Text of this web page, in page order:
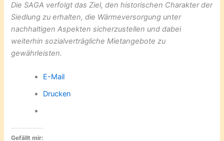
Die SAGA verfolgt das Ziel, den historischen Charakter der
Siedlung zu erhalten, die Wärmeversorgung unter
nachhaltigen Aspekten sicherzustellen und dabei
weiterhin sozialverträgliche Mietangebote zu
gewährleisten.
E-Mail
Drucken
Gefällt mir: